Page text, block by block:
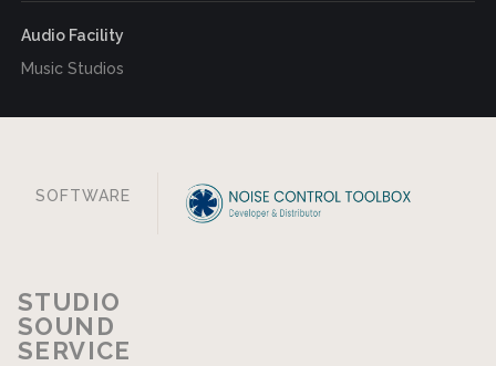
Audio Facility
Music Studios
SOFTWARE
STUDIO
SOUND
SERVICE